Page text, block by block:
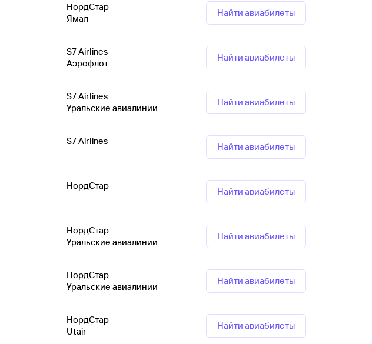
НордСтар
Ямал
Найти авиабилеты
S7 Airlines
Аэрофлот
Найти авиабилеты
S7 Airlines
Уральские авиалинии
Найти авиабилеты
S7 Airlines
Найти авиабилеты
НордСтар
Найти авиабилеты
НордСтар
Уральские авиалинии
Найти авиабилеты
НордСтар
Уральские авиалинии
Найти авиабилеты
НордСтар
Utair
Найти авиабилеты